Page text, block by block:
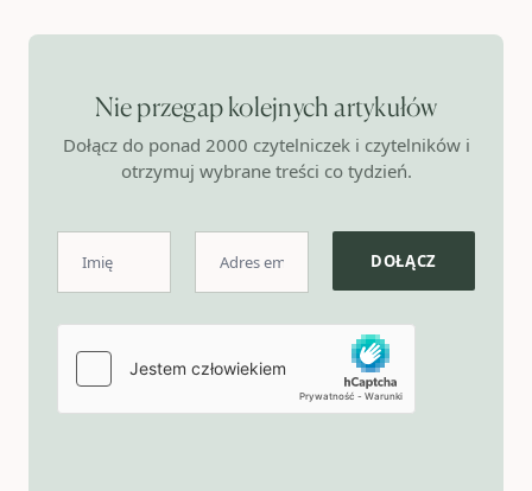
Nie przegap kolejnych artykułów
Dołącz do ponad 2000 czytelniczek i czytelników i
otrzymuj wybrane treści co tydzień.